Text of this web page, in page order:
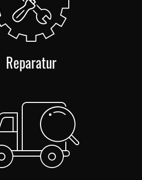
Reparatur